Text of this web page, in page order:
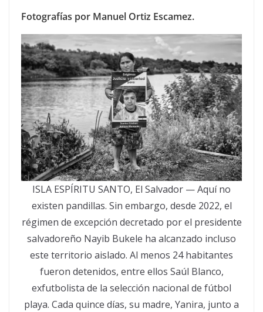
Fotografías por Manuel Ortiz Escamez.
ISLA ESPÍRITU SANTO, El Salvador — Aquí no
existen pandillas. Sin embargo, desde 2022, el
régimen de excepción decretado por el presidente
salvadoreño Nayib Bukele ha alcanzado incluso
este territorio aislado. Al menos 24 habitantes
fueron detenidos, entre ellos Saúl Blanco,
exfutbolista de la selección nacional de fútbol
playa. Cada quince días, su madre, Yanira, junto a